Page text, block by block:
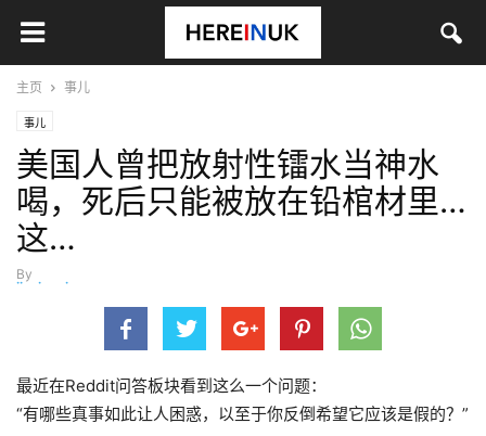
主页 事儿
事儿
美国人曾把放射性镭水当神水
喝，死后只能被放在铅棺材里…
这…
By
jinyingying
最近在Reddit问答板块看到这么一个问题：
“有哪些真事如此让人困惑，以至于你反倒希望它应该是假的？”